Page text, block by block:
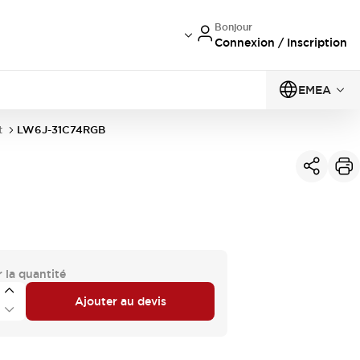
Bonjour
Connexion / Inscription
EMEA
LW6J-31C74RGB
la quantité
Ajouter au devis